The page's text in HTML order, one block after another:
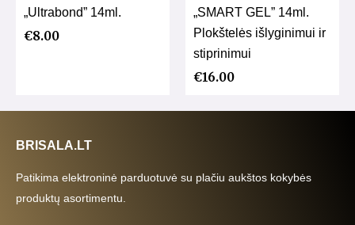
„Ultrabond” 14ml.
€8.00
„SMART GEL” 14ml.
Plokštelės išlyginimui ir
stiprinimui
€16.00
BRISALA.LT
Patikima elektroninė parduotuvė su plačiu aukštos kokybės
produktų asortimentu.